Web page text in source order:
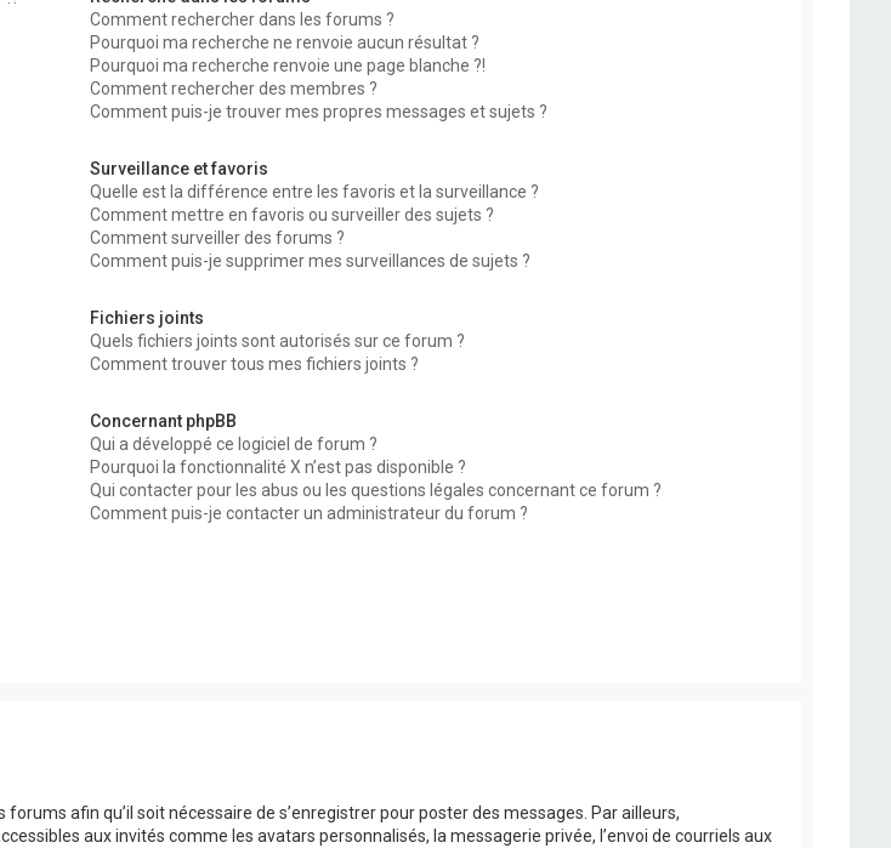
Comment rechercher dans les forums ?
Pourquoi ma recherche ne renvoie aucun résultat ?
Pourquoi ma recherche renvoie une page blanche ?!
Comment rechercher des membres ?
Comment puis-je trouver mes propres messages et sujets ?
Surveillance et favoris
Quelle est la différence entre les favoris et la surveillance ?
Comment mettre en favoris ou surveiller des sujets ?
Comment surveiller des forums ?
Comment puis-je supprimer mes surveillances de sujets ?
Fichiers joints
Quels fichiers joints sont autorisés sur ce forum ?
Comment trouver tous mes fichiers joints ?
Concernant phpBB
Qui a développé ce logiciel de forum ?
Pourquoi la fonctionnalité X n’est pas disponible ?
Qui contacter pour les abus ou les questions légales concernant ce forum ?
Comment puis-je contacter un administrateur du forum ?
afin qu’il soit nécessaire de s’enregistrer pour poster des messages. Par ailleurs,
aux invités comme les avatars personnalisés, la messagerie privée, l’envoi de courriels aux